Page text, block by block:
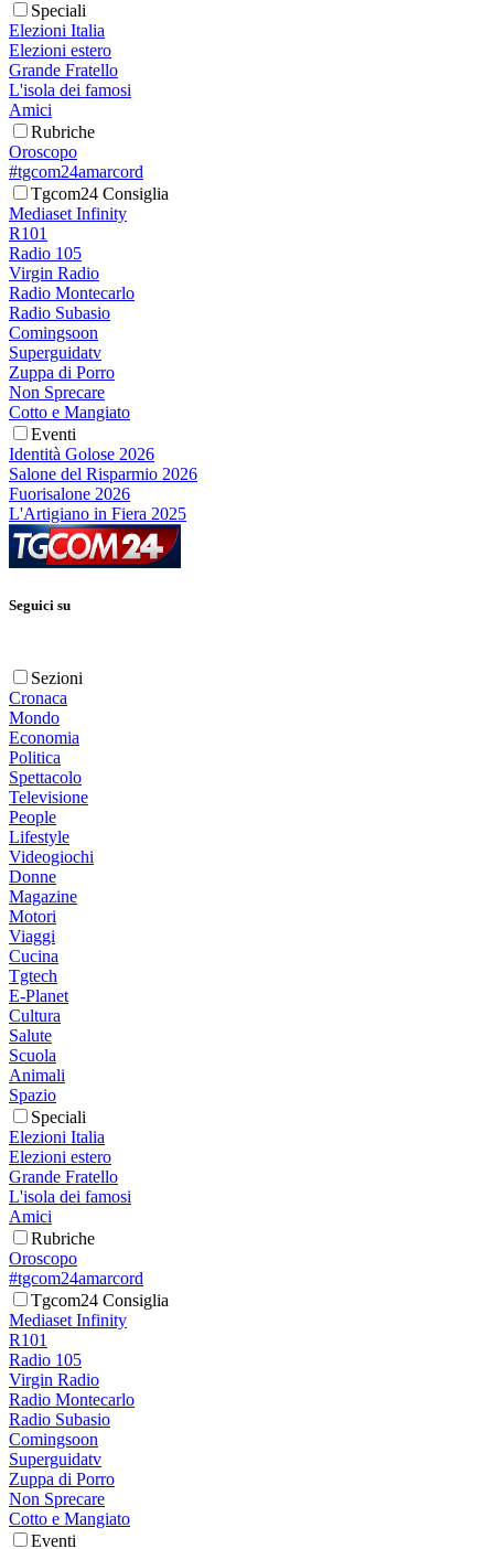
Speciali
Elezioni Italia
Elezioni estero
Grande Fratello
L'isola dei famosi
Amici
Rubriche
Oroscopo
#tgcom24amarcord
Tgcom24 Consiglia
Mediaset Infinity
R101
Radio 105
Virgin Radio
Radio Montecarlo
Radio Subasio
Comingsoon
Superguidatv
Zuppa di Porro
Non Sprecare
Cotto e Mangiato
Eventi
Identità Golose 2026
Salone del Risparmio 2026
Fuorisalone 2026
L'Artigiano in Fiera 2025
Seguici su
Sezioni
Cronaca
Mondo
Economia
Politica
Spettacolo
Televisione
People
Lifestyle
Videogiochi
Donne
Magazine
Motori
Viaggi
Cucina
Tgtech
E-Planet
Cultura
Salute
Scuola
Animali
Spazio
Speciali
Elezioni Italia
Elezioni estero
Grande Fratello
L'isola dei famosi
Amici
Rubriche
Oroscopo
#tgcom24amarcord
Tgcom24 Consiglia
Mediaset Infinity
R101
Radio 105
Virgin Radio
Radio Montecarlo
Radio Subasio
Comingsoon
Superguidatv
Zuppa di Porro
Non Sprecare
Cotto e Mangiato
Eventi